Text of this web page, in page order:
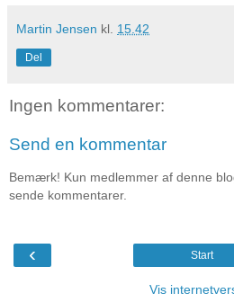
Martin Jensen kl. 15.42
Del
Ingen kommentarer:
Send en kommentar
Bemærk! Kun medlemmer af denne
sende kommentarer.
‹ Start
Vis